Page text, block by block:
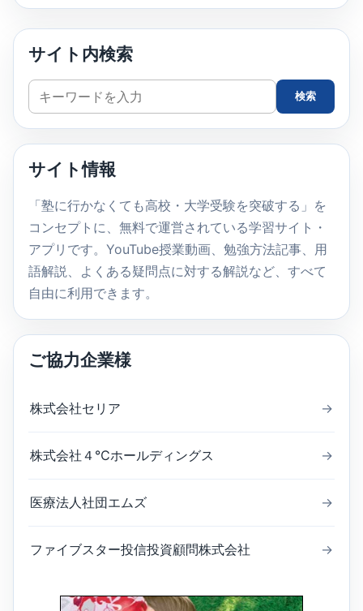
サイト内検索
サ
イ
ト
検
索
検索
サイト情報
「塾に行かなくても高校・大学受験を突破する」を
コンセプトに、無料で運営されている学習サイト・
アプリです。YouTube授業動画、勉強方法記事、用
語解説、よくある疑問点に対する解説など、すべて
自由に利用できます。
ご協力企業様
株式会社セリア →
株式会社４℃ホールディングス →
医療法人社団エムズ →
ファイブスター投信投資顧問株式会社 →